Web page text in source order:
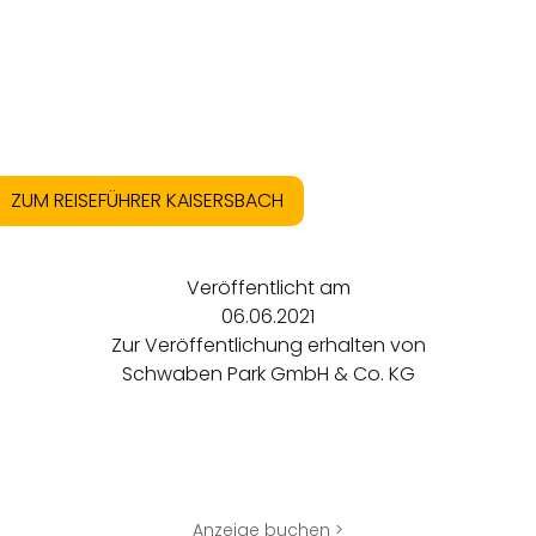
ZUM REISEFÜHRER KAISERSBACH
Veröffentlicht am
06.06.2021
Zur Veröffentlichung erhalten von
Schwaben Park GmbH & Co. KG
Anzeige buchen >